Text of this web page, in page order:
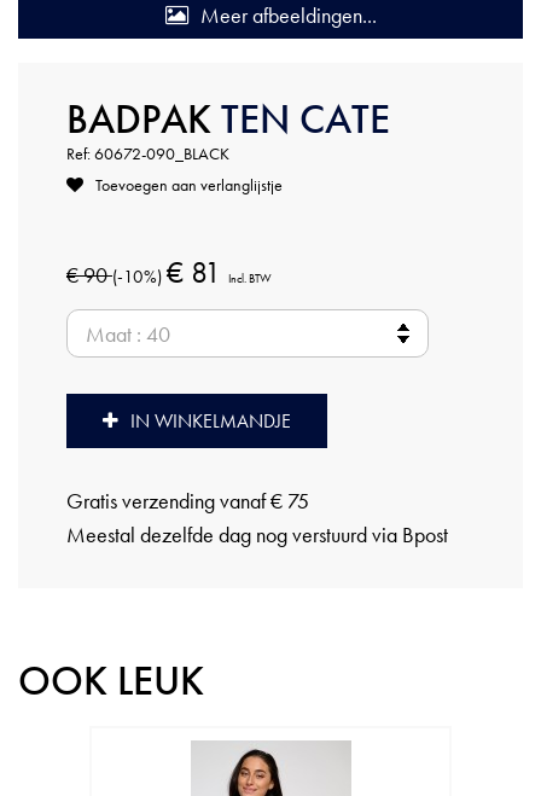
Meer afbeeldingen...
BADPAKTEN CATE
Ref: 60672-090_BLACK
Toevoegen aan verlanglijstje
€ 90(-10%) € 81 Incl. BTW
IN WINKELMANDJE
Gratis verzending vanaf € 75
Meestal dezelfde dag nog verstuurd via Bpost
OOK LEUK